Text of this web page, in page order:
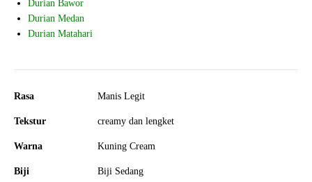
Durian Bawor
Durian Medan
Durian Matahari
Rasa Manis Legit
Tekstur creamy dan lengket
Warna Kuning Cream
Biji Biji Sedang